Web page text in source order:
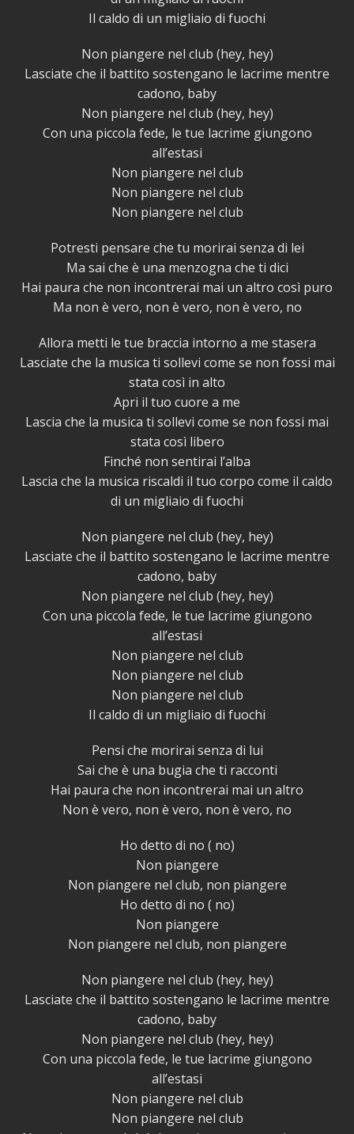
Il caldo di un migliaio di fuochi
Non piangere nel club (hey, hey)
Lasciate che il battito sostengano le lacrime mentre
cadono, baby
Non piangere nel club (hey, hey)
Con una piccola fede, le tue lacrime giungono
all’estasi
Non piangere nel club
Non piangere nel club
Non piangere nel club
Potresti pensare che tu morirai senza di lei
Ma sai che è una menzogna che ti dici
Hai paura che non incontrerai mai un altro così puro
Ma non è vero, non è vero, non è vero, no
Allora metti le tue braccia intorno a me stasera
Lasciate che la musica ti sollevi come se non fossi mai
stata così in alto
Apri il tuo cuore a me
Lascia che la musica ti sollevi come se non fossi mai
stata così libero
Finché non sentirai l’alba
Lascia che la musica riscaldi il tuo corpo come il caldo
di un migliaio di fuochi
Non piangere nel club (hey, hey)
Lasciate che il battito sostengano le lacrime mentre
cadono, baby
Non piangere nel club (hey, hey)
Con una piccola fede, le tue lacrime giungono
all’estasi
Non piangere nel club
Non piangere nel club
Non piangere nel club
Il caldo di un migliaio di fuochi
Pensi che morirai senza di lui
Sai che è una bugia che ti racconti
Hai paura che non incontrerai mai un altro
Non è vero, non è vero, non è vero, no
Ho detto di no ( no)
Non piangere
Non piangere nel club, non piangere
Ho detto di no ( no)
Non piangere
Non piangere nel club, non piangere
Non piangere nel club (hey, hey)
Lasciate che il battito sostengano le lacrime mentre
cadono, baby
Non piangere nel club (hey, hey)
Con una piccola fede, le tue lacrime giungono
all’estasi
Non piangere nel club
Non piangere nel club